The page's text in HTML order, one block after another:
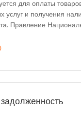
для оплаты
услуг и получения
Правление